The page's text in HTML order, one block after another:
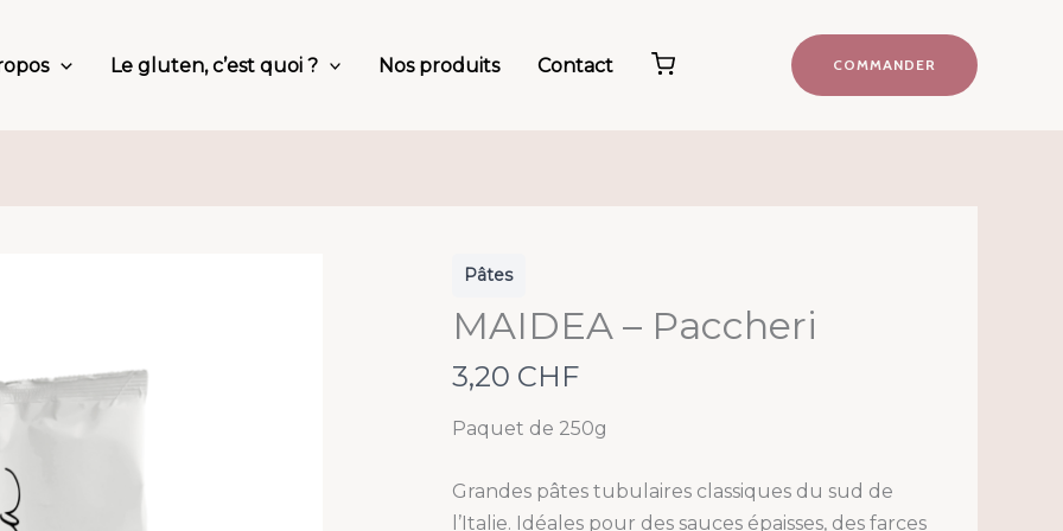
Le gluten, c’est quoi ? Nos produits Contact COMMANDER
Pâtes
MAIDEA – Paccheri
N
o
3,20 CHF
Paquet de 250g
Grandes pâtes tubulaires classiques du sud de
l’Italie. Idéales pour des sauces épaisses, des farces